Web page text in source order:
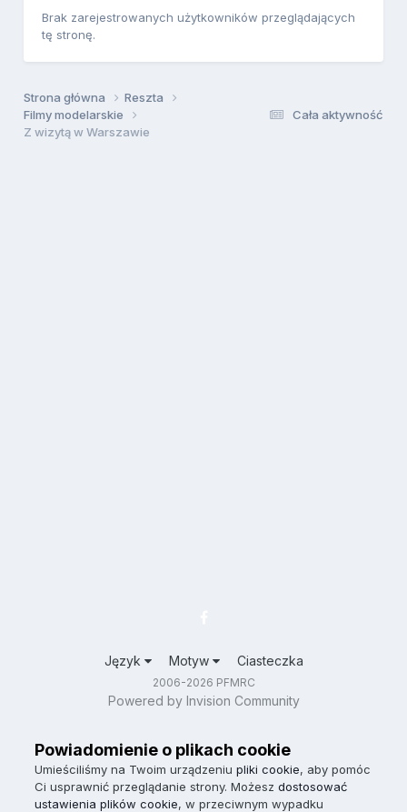
Brak zarejestrowanych użytkowników przeglądających
tę stronę.
Cała aktywność
Strona główna
Reszta
Filmy modelarskie
Z wizytą w Warszawie
Język Motyw Ciasteczka
2006-2026 PFMRC
Powered by Invision Community
Powiadomienie o plikach cookie
Umieściliśmy na Twoim urządzeniu pliki cookie, aby pomóc
Ci usprawnić przeglądanie strony. Możesz dostosować
ustawienia plików cookie, w przeciwnym wypadku